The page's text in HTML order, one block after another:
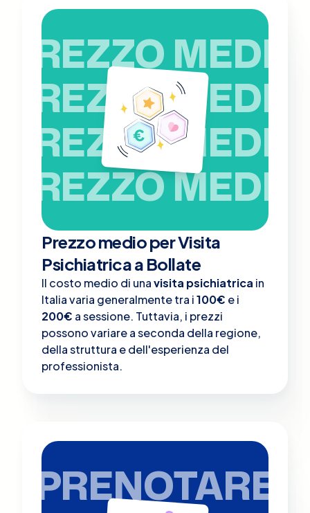
PREZZO MEDIO
PREZZO MEDIO
PREZZO MEDIO
PREZZO MEDIO
Prezzo medio per Visita
Psichiatrica a Bollate
Il costo medio di unavisita psichiatrica in
Italia varia generalmente tra i100€ e i
200€ a sessione. Tuttavia, i prezzi
possono variare a seconda della regione,
della struttura e dell'esperienza del
professionista.
PRENOTARE